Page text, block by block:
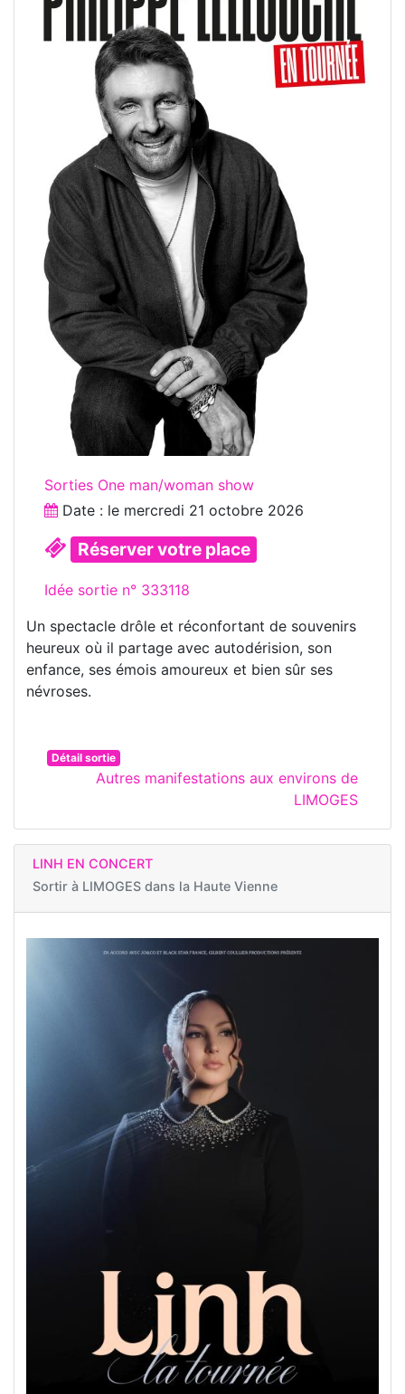
Sorties One man/woman show
Date : le mercredi 21 octobre 2026
Réserver votre place
Idée sortie n° 333118
Un spectacle drôle et réconfortant de souvenirs
heureux où il partage avec autodérision, son
enfance, ses émois amoureux et bien sûr ses
névroses.
Détail sortie
Autres manifestations aux environs de
LIMOGES
LINH EN CONCERT
Sortir à LIMOGES dans la Haute Vienne